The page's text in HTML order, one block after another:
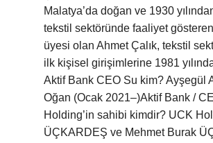
Malatya’da doğan ve 1930
tekstil sektöründe faaliyet
üyesi olan Ahmet Çalık, tekstil
ilk kişisel girişimlerine 1981
Aktif Bank CEO Su kim? Ayşegül
Oğan (Ocak 2021–)Aktif Bank /
Holding’in sahibi kimdir? UCK
ÜÇKARDEŞ ve Mehmet Burak